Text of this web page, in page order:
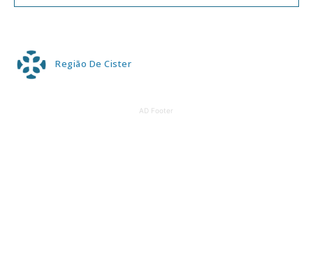
Região De Cister
AD Footer